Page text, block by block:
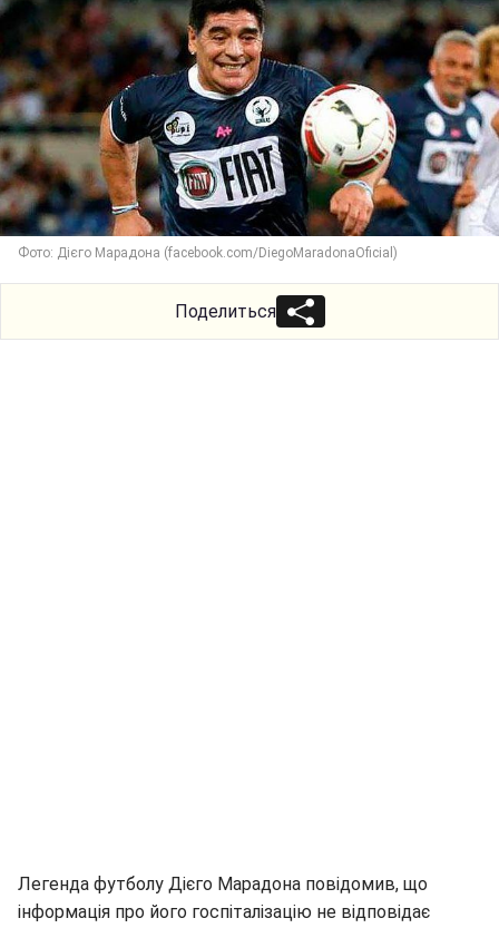
Фото: Дієго Марадона (facebook.com/DiegoMaradonaOficial)
Поделиться
Легенда футболу Дієго Марадона повідомив, що
інформація про його госпіталізацію не відповідає